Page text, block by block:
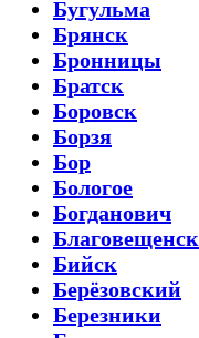
Бугульма
Брянск
Бронницы
Братск
Боровск
Борзя
Бор
Бологое
Богданович
Благовещенск
Бийск
Берёзовский
Березники